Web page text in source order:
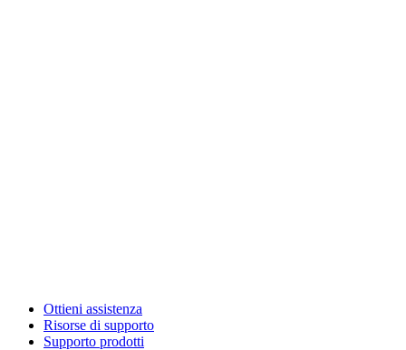
Ottieni assistenza
Risorse di supporto
Supporto prodotti